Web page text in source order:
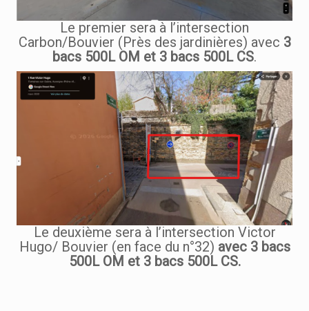
Le premier sera à l’intersection
Carbon/Bouvier (Près des jardinières) avec 3
bacs 500L OM et 3 bacs 500L CS.
Le deuxième sera à l’intersection Victor
Hugo/ Bouvier (en face du n°32) avec 3 bacs
500L OM et 3 bacs 500L CS.